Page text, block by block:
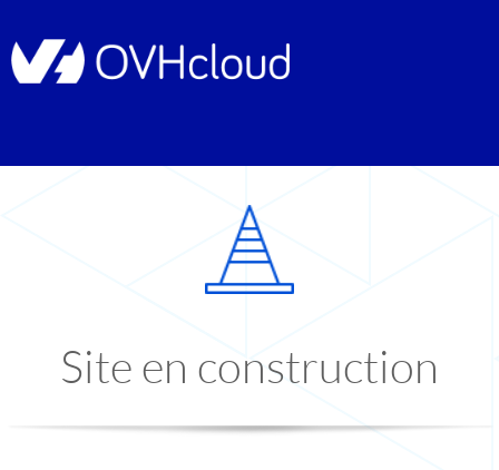
Site en construction